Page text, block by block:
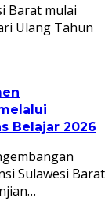
Barat mulai
Ulang Tahun
Belajar 2026
Sulawesi Barat